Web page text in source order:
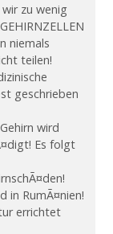
zu wenig
niemals
teilen!
geschrieben
wird
Es folgt
in RumÃ¤nien!
errichtet